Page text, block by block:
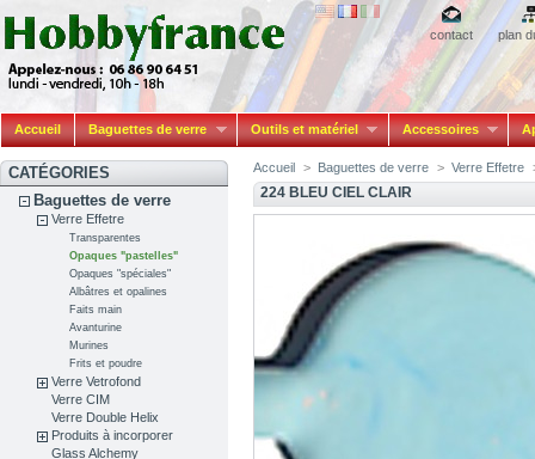
contact plan
Accueil Baguettes de verre Outils et matériel Accessoires
CATÉGORIES
Baguettes de verre
Verre Effetre
Transparentes
Opaques "pastelles"
Opaques "spéciales"
Albâtres et opalines
Faits main
Avanturine
Murines
Frits et poudre
Verre Vetrofond
Verre CIM
Verre Double Helix
Produits à incorporer
Glass Alchemy
Accueil > Baguettes de verre > Verre Effetre
224 BLEU CIEL CLAIR